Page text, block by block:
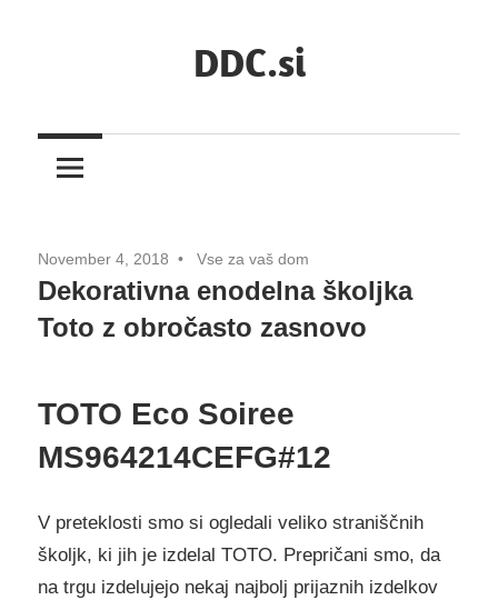
DDC.si
November 4, 2018 Vse za vaš dom
Dekorativna enodelna školjka
Toto z obročasto zasnovo
TOTO Eco Soiree
MS964214CEFG#12
V preteklosti smo si ogledali veliko straniščnih
školjk, ki jih je izdelal TOTO. Prepričani smo, da
na trgu izdelujejo nekaj najbolj prijaznih izdelkov